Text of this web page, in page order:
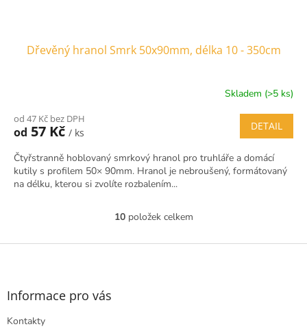
Dřevěný hranol Smrk 50x90mm, délka 10 - 350cm
Skladem (>5 ks)
od 47 Kč bez DPH
od 57 Kč / ks
DETAIL
Čtyřstranně hoblovaný smrkový hranol pro truhláře a domácí
kutily s profilem 50× 90mm. Hranol je nebroušený, formátovaný
na délku, kterou si zvolíte rozbalením...
O
l
10položek celkem
Z
Informace pro vás
Kontakty